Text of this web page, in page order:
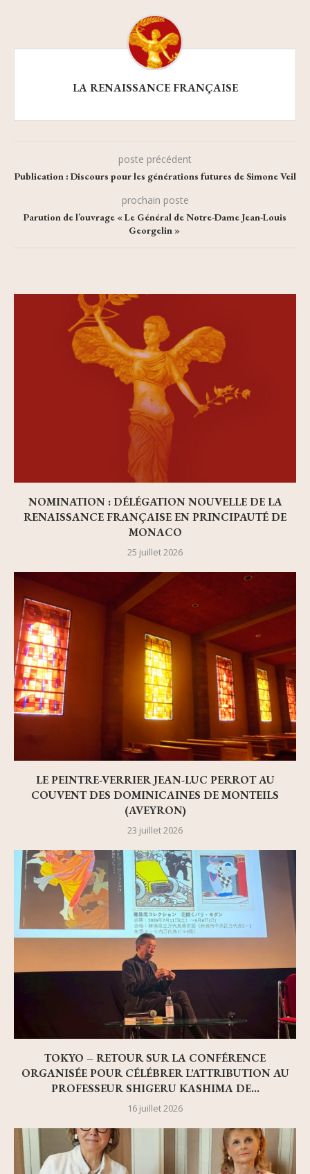
LA RENAISSANCE FRANÇAISE
poste précédent
Publication : Discours pour les générations futures de Simone Veil
prochain poste
Parution de l’ouvrage « Le Général de Notre-Dame Jean-Louis
Georgelin »
NOMINATION : DÉLÉGATION NOUVELLE DE LA
RENAISSANCE FRANÇAISE EN PRINCIPAUTÉ DE
MONACO
25 juillet 2026
LE PEINTRE-VERRIER JEAN-LUC PERROT AU
COUVENT DES DOMINICAINES DE MONTEILS
(AVEYRON)
23 juillet 2026
TOKYO – RETOUR SUR LA CONFÉRENCE
ORGANISÉE POUR CÉLÉBRER L’ATTRIBUTION AU
PROFESSEUR SHIGERU KASHIMA DE...
16 juillet 2026